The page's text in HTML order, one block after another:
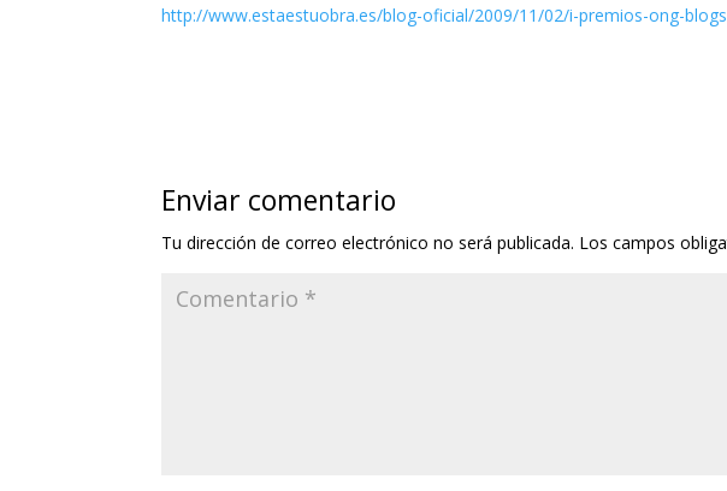
http://www.estaestuobra.es/blog-oficial/2009/11/02/i-premios-ong-
Enviar comentario
Tu dirección de correo electrónico no será publicada. Los campos